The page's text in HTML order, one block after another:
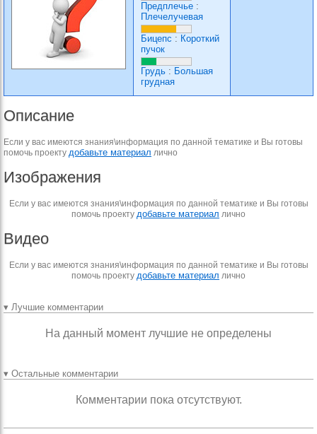
Предплечье :
Плечелучевая
Бицепс : Короткий
пучок
Грудь : Большая
грудная
Описание
Если у вас имеются знания\информация по данной тематике и Вы готовы
помочь проекту добавьте материал лично
Изображения
Если у вас имеются знания\информация по данной тематике и Вы готовы
помочь проекту добавьте материал лично
Видео
Если у вас имеются знания\информация по данной тематике и Вы готовы
помочь проекту добавьте материал лично
▾ Лучшие комментарии
На данный момент лучшие не определены
▾ Остальные комментарии
Комментарии пока отсутствуют.